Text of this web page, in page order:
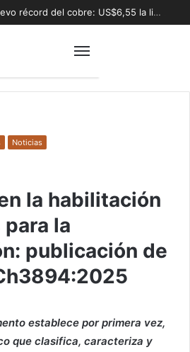
¡Cochilco informa nuevo récord del cobre: US$6,55 la libra!
Noticias
la habilitación
la
publicación de
establece por primera vez,
que clasifica, caracteriza y